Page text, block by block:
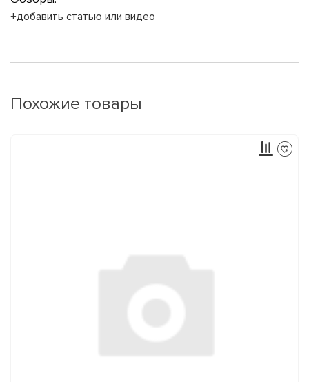
+добавить статью или видео
Похожие товары